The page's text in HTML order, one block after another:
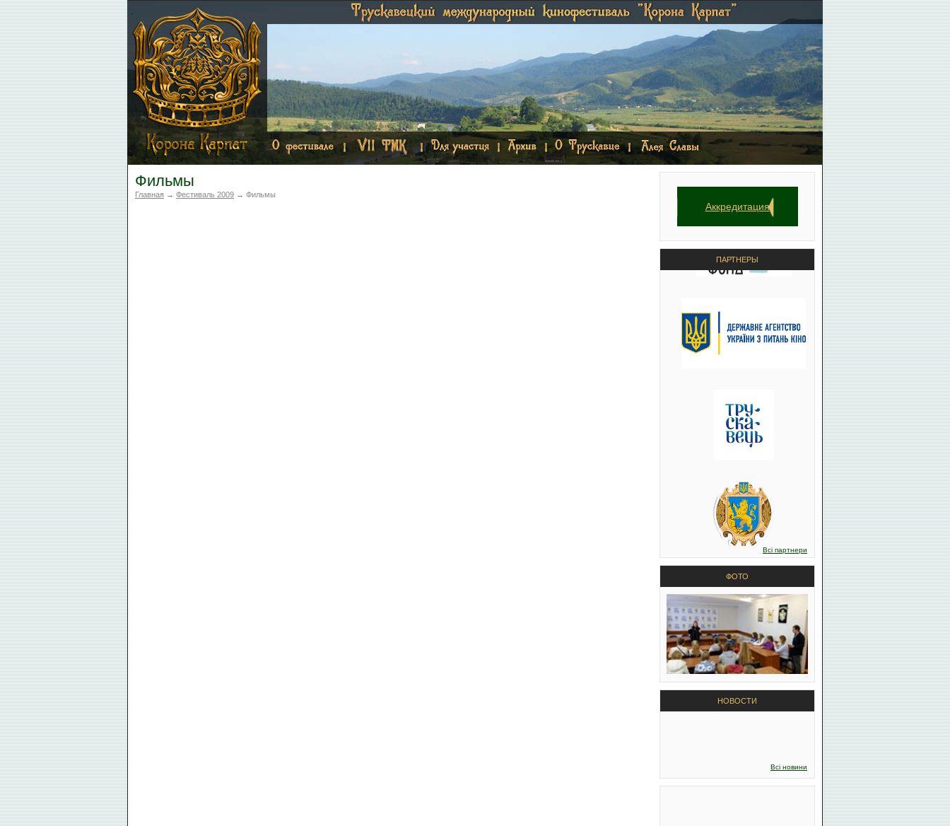
Аккредитация
ПАРТНЕРЫ
Всі партнери
ФОТО
НОВОСТИ
Всі новини
Фильмы
Главная → Фестиваль 2009 → Фильмы